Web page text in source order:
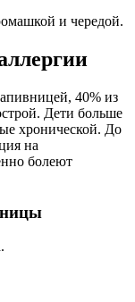
и чередой.
40% из
Дети больше
хронической. До
на
болеют